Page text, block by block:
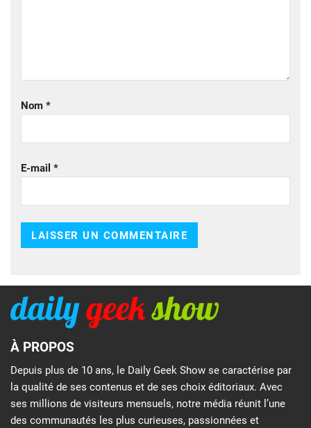
Nom *
E-mail *
À PROPOS
Depuis plus de 10 ans, le Daily Geek Show se caractérise par
la qualité de ses contenus et de ses choix éditoriaux. Avec
ses millions de visiteurs mensuels, notre média réunit l’une
des communautés les plus curieuses, passionnées et